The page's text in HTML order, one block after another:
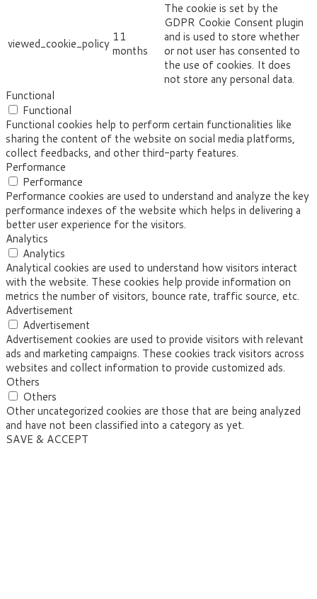
viewed_cookie_policy 11
months
The cookie is set by the
GDPR Cookie Consent plugin
and is used to store whether
or not user has consented to
the use of cookies. It does
not store any personal data.
Functional
Functional
Functional cookies help to perform certain functionalities like
sharing the content of the website on social media platforms,
collect feedbacks, and other third-party features.
Performance
Performance
Performance cookies are used to understand and analyze the key
performance indexes of the website which helps in delivering a
better user experience for the visitors.
Analytics
Analytics
Analytical cookies are used to understand how visitors interact
with the website. These cookies help provide information on
metrics the number of visitors, bounce rate, traffic source, etc.
Advertisement
Advertisement
Advertisement cookies are used to provide visitors with relevant
ads and marketing campaigns. These cookies track visitors across
websites and collect information to provide customized ads.
Others
Others
Other uncategorized cookies are those that are being analyzed
and have not been classified into a category as yet.
SAVE & ACCEPT